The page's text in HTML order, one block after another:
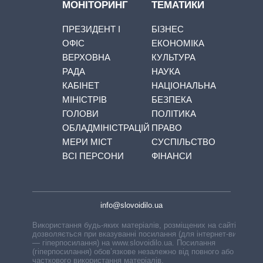
МОНІТОРИНГ
ПРЕЗИДЕНТ І
ОФІС
ВЕРХОВНА
РАДА
КАБІНЕТ
МІНІСТРІВ
ГОЛОВИ
ОБЛАДМІНІСТРАЦІЙ
МЕРИ МІСТ
ВСІ ПЕРСОНИ
ТЕМАТИКИ
БІЗНЕС
ЕКОНОМІКА
КУЛЬТУРА
НАУКА
НАЦІОНАЛЬНА
БЕЗПЕКА
ПОЛІТИКА
ПРАВО
СУСПІЛЬСТВО
ФІНАНСИ
info@slovoidilo.ua
Використання будь-яких матеріалів, розміщених на сайті,
дозволяється при вказуванні посилання (для інтернет-видань
— гіперпосилання) на www.slovoidilo.ua. Посилання
(гіперпосилання) обов’язкове незалежно від повного або
часткового використання матеріалів.